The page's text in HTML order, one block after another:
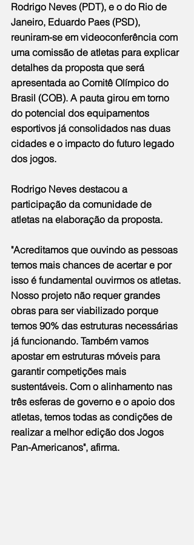
Rodrigo Neves (PDT), e o do Rio de
Janeiro, Eduardo Paes (PSD),
reuniram-se em videoconferência com
uma comissão de atletas para explicar
detalhes da proposta que será
apresentada ao Comitê Olímpico do
Brasil (COB). A pauta girou em torno
do potencial dos equipamentos
esportivos já consolidados nas duas
cidades e o impacto do futuro legado
dos jogos.
Rodrigo Neves destacou a
participação da comunidade de
atletas na elaboração da proposta.
"Acreditamos que ouvindo as pessoas
temos mais chances de acertar e por
isso é fundamental ouvirmos os atletas.
Nosso projeto não requer grandes
obras para ser viabilizado porque
temos 90% das estruturas necessárias
já funcionando. Também vamos
apostar em estruturas móveis para
garantir competições mais
sustentáveis. Com o alinhamento nas
três esferas de governo e o apoio dos
atletas, temos todas as condições de
realizar a melhor edição dos Jogos
Pan-Americanos", afirma.